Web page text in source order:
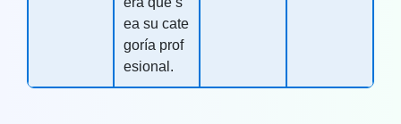
ea su cate
goría prof
esional.